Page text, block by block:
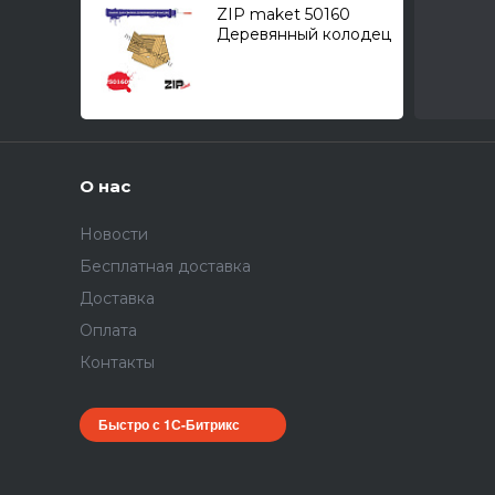
ZIP maket 50160
Деревянный колодец
О нас
Новости
Бесплатная доставка
Доставка
Оплата
Контакты
Быстро с 1С-Битрикс